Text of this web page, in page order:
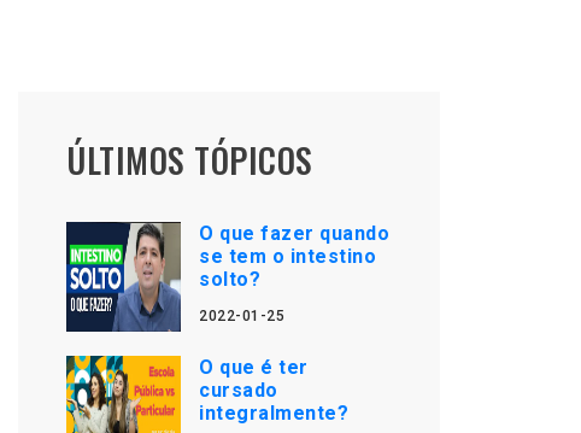
ÚLTIMOS TÓPICOS
O que fazer quando
se tem o intestino
solto?
2022-01-25
O que é ter
cursado
integralmente?